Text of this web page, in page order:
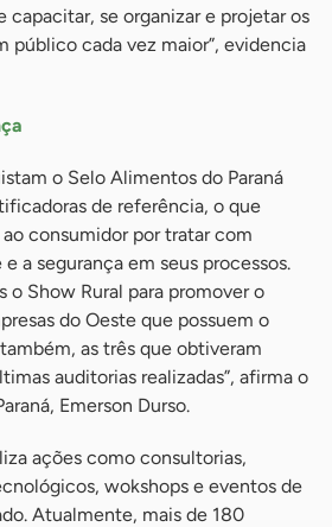
capacitar, se organizar e projetar os
público cada vez maior”, evidencia
o Selo Alimentos do Paraná
de referência, o que
consumidor por tratar com
a segurança em seus processos.
o Show Rural para promover o
do Oeste que possuem o
as três que obtiveram
auditorias realizadas”, afirma o
Emerson Durso.
ações como consultorias,
wokshops e eventos de
Atualmente, mais de 180